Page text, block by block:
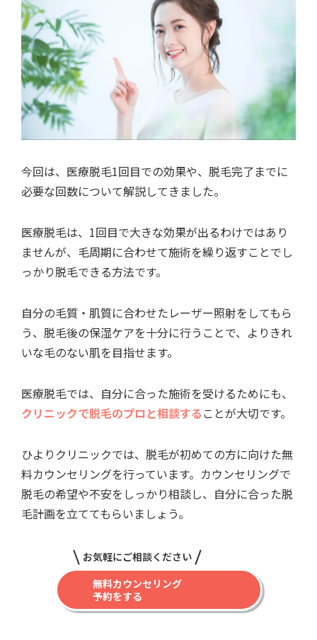
今回は、医療脱毛1回目での効果や、脱毛完了までに
必要な回数について解説してきました。
医療脱毛は、1回目で大きな効果が出るわけではあり
ませんが、毛周期に合わせて施術を繰り返すことでし
っかり脱毛できる方法です。
自分の毛質・肌質に合わせたレーザー照射をしてもら
う、脱毛後の保湿ケアを十分に行うことで、よりきれ
いな毛のない肌を目指せます。
医療脱毛では、自分に合った施術を受けるためにも、
クリニックで脱毛のプロと相談する ことが大切です。
ひよりクリニックでは、脱毛が初めての方に向けた無
料カウンセリングを行っています。カウンセリングで
脱毛の希望や不安をしっかり相談し、自分に合った脱
毛計画を立ててもらいましょう。
お気軽にご相談ください
無料カウンセリング
予約をする